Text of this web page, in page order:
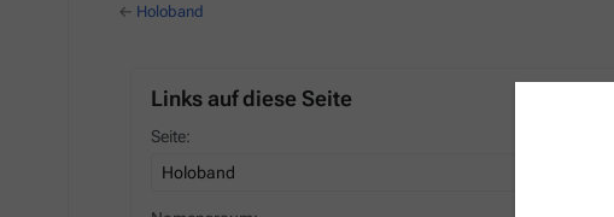
← Holoband
Links auf diese Seite
Seite: